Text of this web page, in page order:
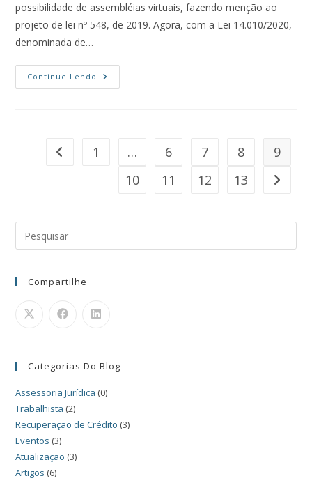
possibilidade de assembléias virtuais, fazendo menção ao
projeto de lei nº 548, de 2019. Agora, com a Lei 14.010/2020,
denominada de…
Continue Lendo
1 … 6 7 8
9
10
11 12 13
Compartilhe
Categorias Do Blog
Assessoria Jurídica (0)
Trabalhista (2)
Recuperação de Crédito (3)
Eventos (3)
Atualização (3)
Artigos (6)